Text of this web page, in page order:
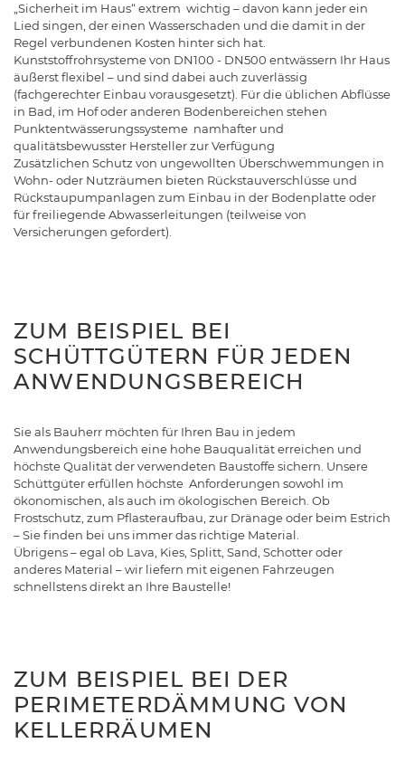
„Sicherheit im Haus“ extrem wichtig – davon kann jeder ein
Lied singen, der einen Wasserschaden und die damit in der
Regel verbundenen Kosten hinter sich hat.
Kunststoffrohrsysteme von DN100 - DN500 entwässern Ihr Haus
äußerst flexibel – und sind dabei auch zuverlässig
(fachgerechter Einbau vorausgesetzt). Für die üblichen Abflüsse
in Bad, im Hof oder anderen Bodenbereichen stehen
Punktentwässerungssysteme namhafter und
qualitätsbewusster Hersteller zur Verfügung
Zusätzlichen Schutz von ungewollten Überschwemmungen in
Wohn- oder Nutzräumen bieten Rückstauverschlüsse und
Rückstaupumpanlagen zum Einbau in der Bodenplatte oder
für freiliegende Abwasserleitungen (teilweise von
Versicherungen gefordert).
ZUM BEISPIEL BEI
SCHÜTTGÜTERN FÜR JEDEN
ANWENDUNGSBEREICH
Sie als Bauherr möchten für Ihren Bau in jedem
Anwendungsbereich eine hohe Bauqualität erreichen und
höchste Qualität der verwendeten Baustoffe sichern. Unsere
Schüttgüter erfüllen höchste Anforderungen sowohl im
ökonomischen, als auch im ökologischen Bereich. Ob
Frostschutz, zum Pflasteraufbau, zur Dränage oder beim Estrich
– Sie finden bei uns immer das richtige Material.
Übrigens – egal ob Lava, Kies, Splitt, Sand, Schotter oder
anderes Material – wir liefern mit eigenen Fahrzeugen
schnellstens direkt an Ihre Baustelle!
ZUM BEISPIEL BEI DER
PERIMETERDÄMMUNG VON
KELLERRÄUMEN